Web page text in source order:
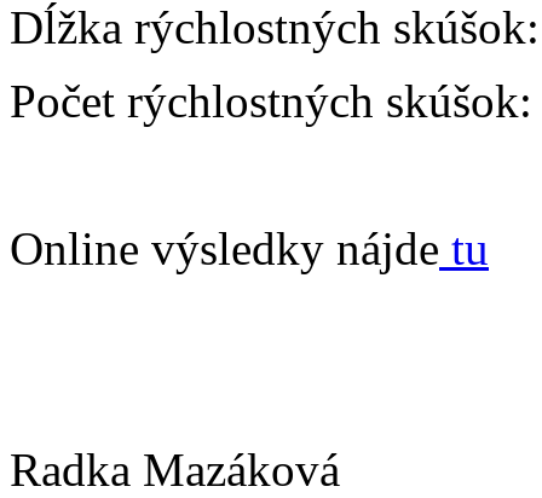
Dĺžka rýchlostných
Počet rýchlostných
Online výsledky nájde tu
Radka Mazáková